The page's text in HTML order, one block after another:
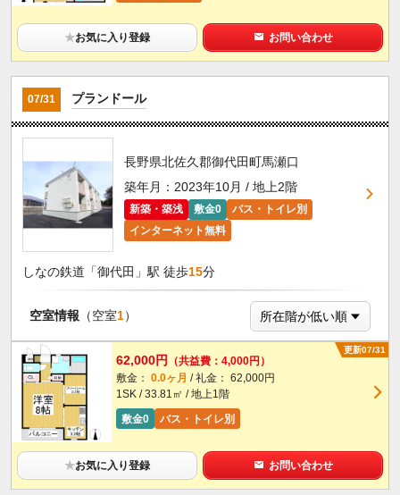
★お気に入り登録 お問い合わせ
07/31 プランドール
長野県北佐久郡御代田町馬瀬口
築年月：2023年10月 / 地上2階
新築・築浅 敷金0
バス・トイレ別
インターネット無料
しなの鉄道「御代田」駅 徒歩15分
空室情報 （空室1）
更新07/31
62,000円
（共益費：4,000円）
敷金： 0.0ヶ月 / 礼金： 62,000円
1SK / 33.81㎡ / 地上1階
敷金0
バス・トイレ別
★お気に入り登録 お問い合わせ